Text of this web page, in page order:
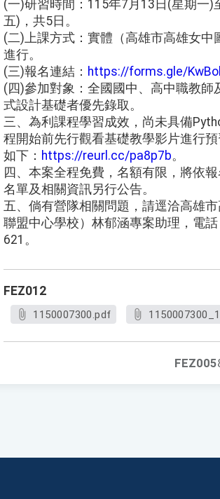
(一)研習時間：115年7月13日(星期一)
五)，共5日。
(二)上課方式：實體（高雄市高雄女中
進行。
(三)報名連結： https://forms.gle/
(四)參加對象：全國國中、高中職教師
式設計基礎者優先錄取。
三、為利課程學習成效，尚未具備
程開始前先行觀看基礎教學影片進行
如下： https://reurl.cc/pa8p7b。
四、本案全程免費，名額有限，將依
名單及相關資訊另行公告。
五、倘有營隊相關問題，請逕洽高雄
聯盟中心學校）林郁涵專案助理，電
621。
FEZ012
1150007300.pdf
FEZ005